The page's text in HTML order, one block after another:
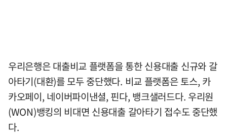
우리은행은 대출비교 플랫폼을 통한 신용대출 신규와 갈
아타기(대환)를 모두 중단했다. 비교 플랫폼은 토스, 카
카오페이, 네이버파이낸셜, 핀다, 뱅크샐러드다. 우리원
(WON)뱅킹의 비대면 신용대출 갈아타기 접수도 중단했
다.